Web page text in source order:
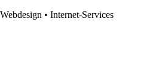
• Internet-Services